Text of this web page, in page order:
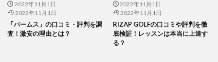
2022年11月1日
2022年11月1日
「パームス」の口コミ・評判を調
査！激安の理由とは？
2022年11月1日
2022年11月1日
RIZAP GOLFの口コミや評判を徹
底検証！レッスンは本当に上達す
る？